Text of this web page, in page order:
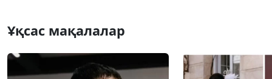
Ұқсас мақалалар